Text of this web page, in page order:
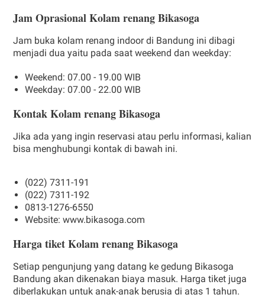
Jam Oprasional Kolam renang Bikasoga
Jam buka kolam renang indoor di Bandung ini dibagi
menjadi dua yaitu pada saat weekend dan weekday:
Weekend: 07.00 - 19.00 WIB
Weekday: 07.00 - 22.00 WIB
Kontak Kolam renang Bikasoga
Jika ada yang ingin reservasi atau perlu informasi, kalian
bisa menghubungi kontak di bawah ini.
(022) 7311-191
(022) 7311-192
0813-1276-6550
Website: www.bikasoga.com
Harga tiket Kolam renang Bikasoga
Setiap pengunjung yang datang ke gedung Bikasoga
Bandung akan dikenakan biaya masuk. Harga tiket juga
diberlakukan untuk anak-anak berusia di atas 1 tahun.